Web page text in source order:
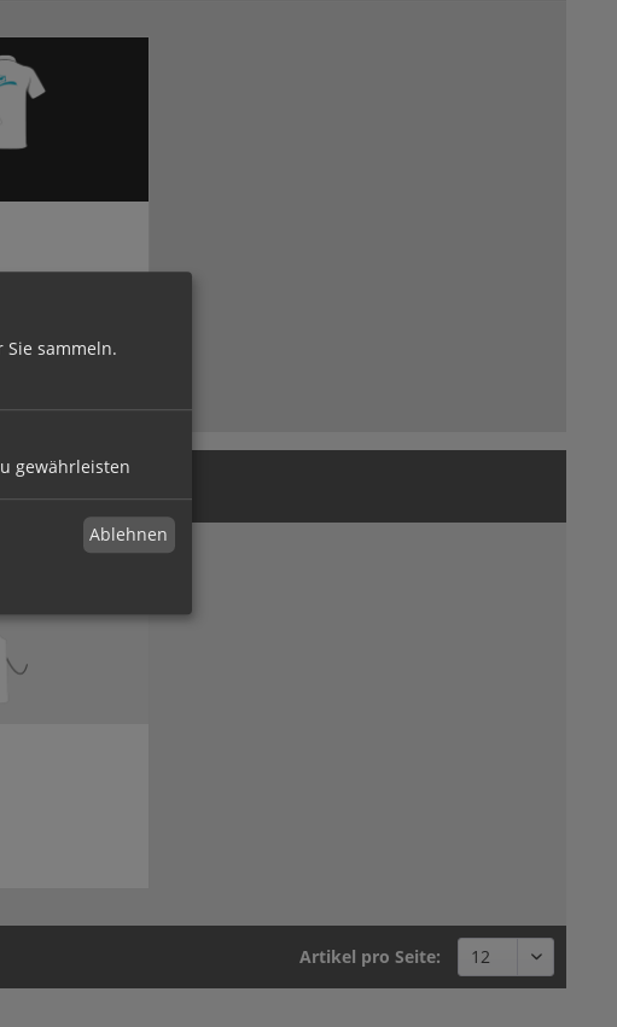
Dresden in
Artikel pro Seite:
sammeln.
gewährleisten
Ablehnen